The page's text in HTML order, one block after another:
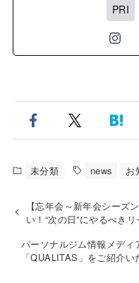
PRI
未分類 news お
【忘年会～新年会シーズ
い！“次の日”にやるべき
パーソナルジム情報メディ
「QUALITAS」をご紹介い